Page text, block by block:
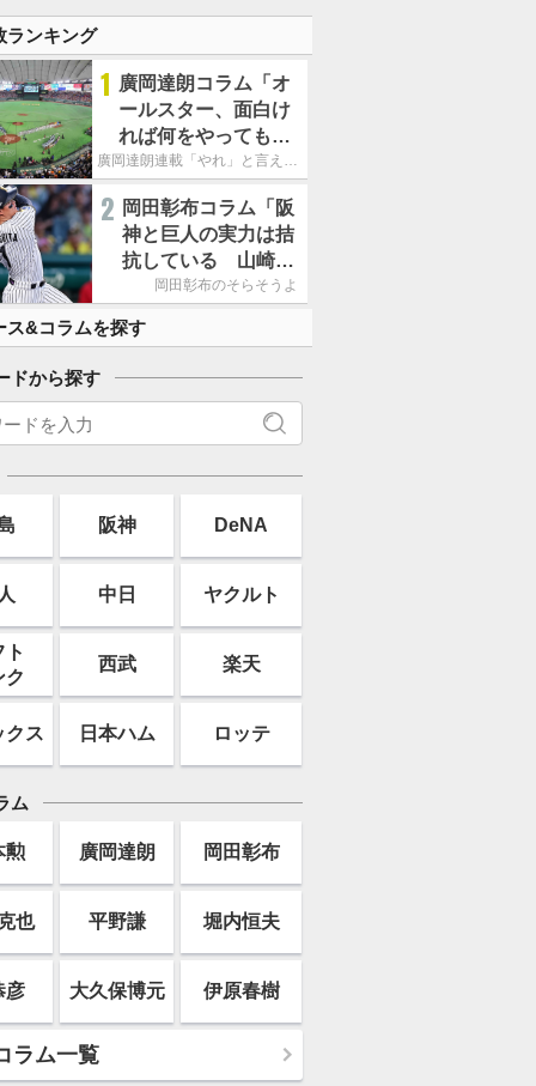
ランキング
1 廣岡達朗コラム「オ
ールスター、面白け
れば何をやってもい
いという発想は大間廣岡達朗連載「やれ」と言える信念
2 岡田彰布コラム「阪
神と巨人の実力は拮
抗している 山崎、
小笠原の存在は大き
岡田彰布のそらそうよ
ス&コラムを探す
ドから探す
阪神 DeNA
中日 ヤクルト
ト
ク
西武 楽天
クス 日本ハム ロッテ
ム
勲 廣岡達朗 岡田彰布
也 平野謙 堀内恒夫
彦 大久保博元 伊原春樹
ラム一覧